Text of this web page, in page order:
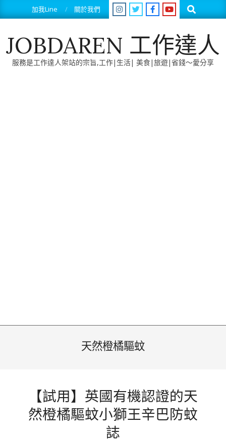
to
加我Line 關於我們 Search
JOBDAREN 工作達人
服務是工作達人架站的宗旨,工作|生活| 美食|旅遊|省錢～愛分享
天然橙橘驅蚊
【試用】英國有機認證的天
然橙橘驅蚊小獅王辛巴防蚊
誌